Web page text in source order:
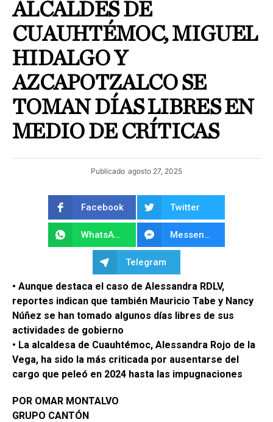
ALCALDES DE
CUAUHTÉMOC, MIGUEL
HIDALGO Y
AZCAPOTZALCO SE
TOMAN DÍAS LIBRES EN
MEDIO DE CRÍTICAS
Publicado agosto 27, 2025
Facebook Twitter
WhatsApp Messenger
Telegram
• Aunque destaca el caso de Alessandra RDLV,
reportes indican que también Mauricio Tabe y Nancy
Núñez se han tomado algunos días libres de sus
actividades de gobierno
• La alcaldesa de Cuauhtémoc, Alessandra Rojo de la
Vega, ha sido la más criticada por ausentarse del
cargo que peleó en 2024 hasta las impugnaciones
POR OMAR MONTALVO
GRUPO CANTÓN